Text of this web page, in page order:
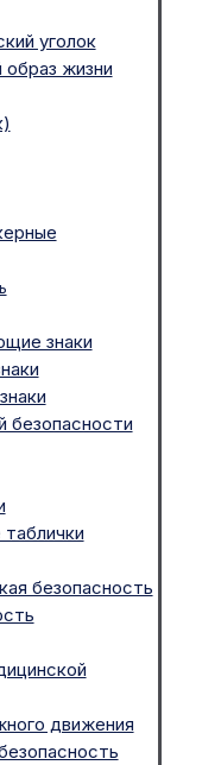
уголок
жизни
знаки
безопасности
безопасность
движения